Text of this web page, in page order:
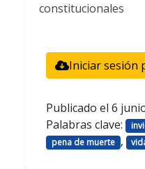
constitucionales
Iniciar sesión
Publicado el 6
Palabras clave:
pena de muerte ,